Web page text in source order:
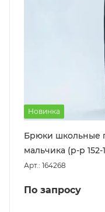
Новинка
Брюки школьные
мальчика (р-р 152-
Арт.: 164268
По запросу